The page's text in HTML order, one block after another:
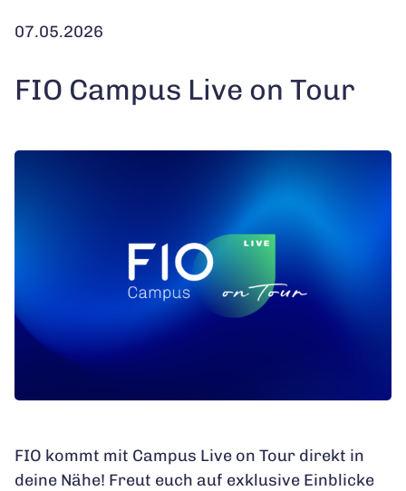
07.05.2026
FIO Campus Live on Tour
FIO kommt mit Campus Live on Tour direkt in
deine Nähe! Freut euch auf exklusive Einblicke